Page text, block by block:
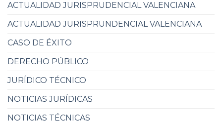
ACTUALIDAD JURISPRUDENCIAL VALENCIANA
ACTUALIDAD JURISPRUNDENCIAL VALENCIANA
CASO DE ÉXITO
DERECHO PÚBLICO
JURÍDICO TÉCNICO
NOTICIAS JURÍDICAS
NOTICIAS TÉCNICAS